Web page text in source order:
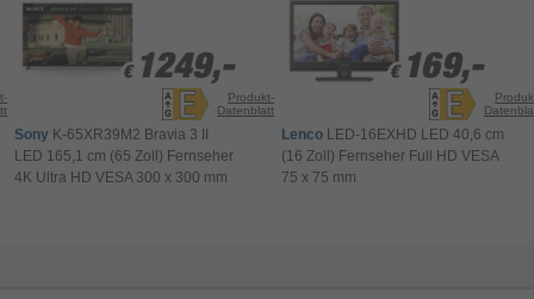
€ 1249,-
€ 1249,-
Produkt-
Datenblatt
Sony K-65XR39M2 Bravia 3 II
LED 165,1 cm (65 Zoll) Fernseher
4K Ultra HD VESA 300 x 300 mm
€ 169,-
€ 169,-
Lenco LED-16EXHD LED 40,6 cm
(16 Zoll) Fernseher Full HD VESA
75 x 75 mm